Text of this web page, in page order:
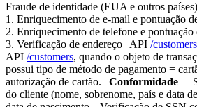
Fraude de identidade (EUA e outros
1. Enriquecimento de e-mail e pontuação
2. Enriquecimento de telefone e pontuação
3. Verificação de endereço | API /customers
API /customers, quando o objeto de
possui tipo de método de pagamento =
autorização de cartão. | Conformidade || |
do cliente (nome, sobrenome, país e data